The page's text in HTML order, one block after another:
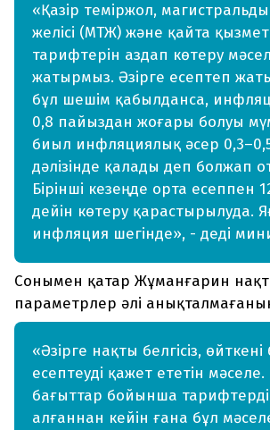
«Қазір теміржол,
желісі (МТЖ) және қайта
тарифтерін аздап көтеру
жатырмыз. Әзірге есептеп
бұл шешім қабылданса,
0,8 пайыздан жоғары болуы
биыл инфляциялық әсер
дәлізінде қалады деп болжап
Бірінші кезеңде орта есеппен
дейін көтеру қарастырылуда.
инфляция шегінде», - деді
Сонымен қатар Жұманғарин
параметрлер әлі
«Әзірге нақты белгісіз, өйткені
есептеуді қажет ететін мәселе.
бағыттар бойынша
алғаннан кейін ғана бұл